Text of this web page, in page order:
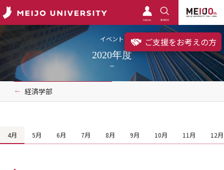
meimo SEARCH
ご支援をお考えの方
イベント
2020年度
経済学部
4月 5月 6月 7月 8月 9月 10月 11月 12月